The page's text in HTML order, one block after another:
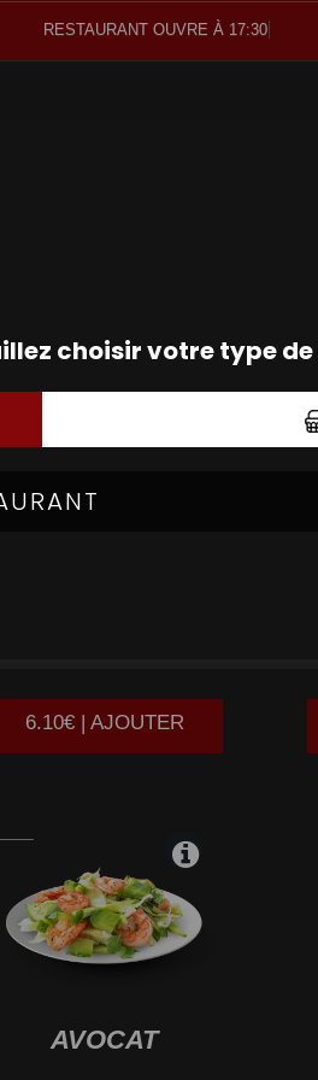
RESTAURANT OUVRE À 17:30
SALADES
6.10€ | AJOUTER
AVOCAT